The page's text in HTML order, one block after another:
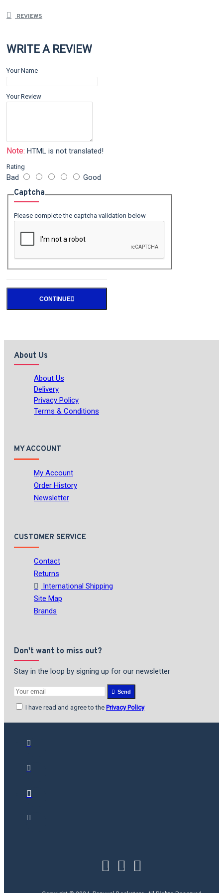
REVIEWS
WRITE A REVIEW
Your Name
Your Review
Note: HTML is not translated!
Rating
Bad Good
Captcha
Please complete the captcha validation below
CONTINUE
About Us
About Us
Delivery
Privacy Policy
Terms & Conditions
MY ACCOUNT
My Account
Order History
Newsletter
CUSTOMER SERVICE
Contact
Returns
International Shipping
Site Map
Brands
Don't want to miss out?
Stay in the loop by signing up for our newsletter
Send
I have read and agree to the Privacy Policy